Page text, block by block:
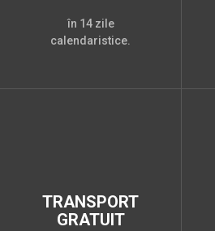
în 14 zile
calendaristice.
TRANSPORT
GRATUIT